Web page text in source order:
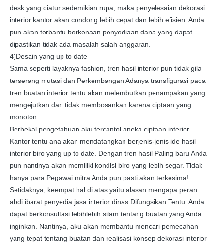
desk yang diatur sedemikian rupa, maka penyelesaian dekorasi
interior kantor akan condong lebih cepat dan lebih efisien. Anda
pun akan terbantu berkenaan penyediaan dana yang dapat
dipastikan tidak ada masalah salah anggaran.
4)Desain yang up to date
Sama seperti layaknya fashion, tren hasil interior pun tidak gila
terserang mutasi dan Perkembangan Adanya transfigurasi pada
tren buatan interior tentu akan melembutkan penampakan yang
mengejutkan dan tidak membosankan karena ciptaan yang
monoton.
Berbekal pengetahuan aku tercantol aneka ciptaan interior
Kantor tentu ana akan mendatangkan berjenis-jenis ide hasil
interior biro yang up to date. Dengan tren hasil Paling baru Anda
pun nantinya akan memiliki kondisi biro yang lebih segar. Tidak
hanya para Pegawai mitra Anda pun pasti akan terkesima!
Setidaknya, keempat hal di atas yaitu alasan mengapa peran
abdi ibarat penyedia jasa interior dinas Difungsikan Tentu, Anda
dapat berkonsultasi lebihlebih silam tentang buatan yang Anda
inginkan. Nantinya, aku akan membantu mencari pemecahan
yang tepat tentang buatan dan realisasi konsep dekorasi interior